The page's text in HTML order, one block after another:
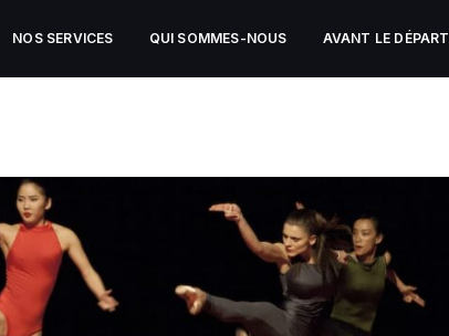
NOS SERVICES QUI SOMMES-NOUS AVANT LE DÉPART